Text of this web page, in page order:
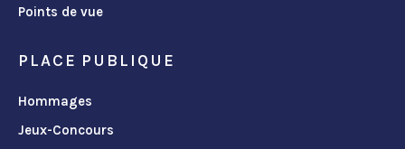
Points de vue
PLACE PUBLIQUE
Hommages
Jeux-Concours